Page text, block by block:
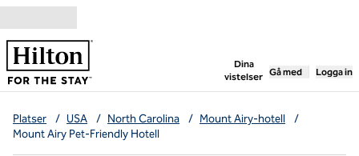
Gå vidare till innehållet
Dina
vistelser
,öppnar ny flik
Gå med Logga in
Platser / USA / North Carolina / Mount Airy-hotell
/
Mount Airy Pet-Friendly Hotell